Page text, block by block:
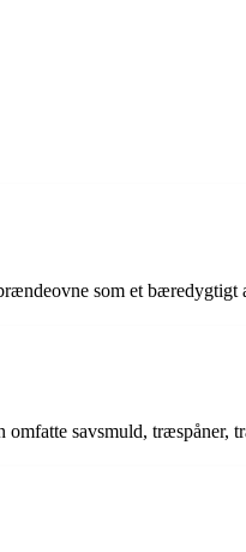
som et
savsmuld, træspåner,